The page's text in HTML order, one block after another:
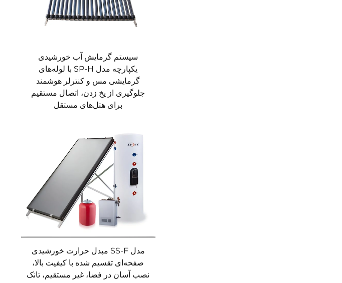
سیستم گرمایش آب خورشیدی
یکپارچه مدل SP-H با لوله‌های
گرمایشی مس و کنترلر هوشمند
جلوگیری از یخ زدن، اتصال مستقیم
برای هتل‌های مستقل
مدل SS-F مبدل حرارت خورشیدی
صفحه‌ای تقسیم شده با کیفیت بالا،
نصب آسان در فضا، غیر مستقیم، تانک